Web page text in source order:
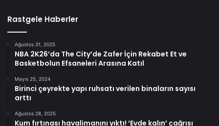
Rastgele Haberler
Ağustos 31, 2025
NBA 2K26’da The City’de Zafer İçin Rekabet Et ve
Basketbolun Efsaneleri Arasına Katıl
Mayıs 25, 2024
Birinci çeyrekte yapı ruhsatı verilen binaların sayısı
arttı
Ağustos 28, 2025
Kum fırtınası havalimanını yıktı! ‘Evde kalın’ çağrısı